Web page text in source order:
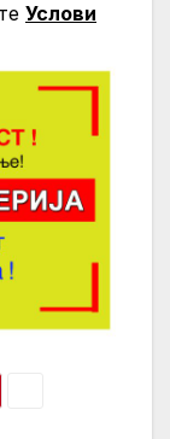
Услови